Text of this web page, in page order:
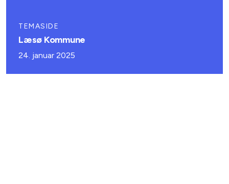
TEMASIDE
Læsø Kommune
24. januar 2025